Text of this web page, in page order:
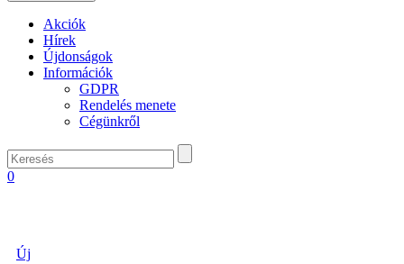
Akciók
Hírek
Újdonságok
Információk
GDPR
Rendelés menete
Cégünkről
0
Új